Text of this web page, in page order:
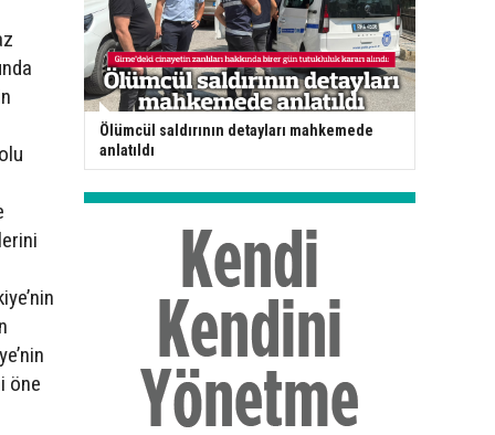
öne
Ölümcül saldırının detayları mahkemede
anlatıldı